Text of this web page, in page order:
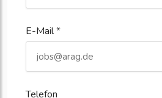
E-Mail *
Telefon